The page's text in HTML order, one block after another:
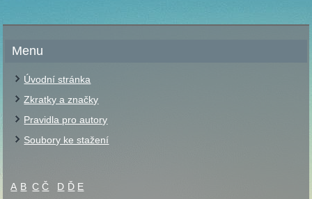
Menu
Úvodní stránka
Zkratky a značky
Pravidla pro autory
Soubory ke stažení
A B C Č D Ď E